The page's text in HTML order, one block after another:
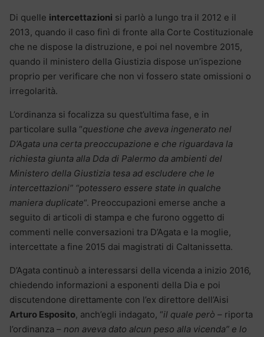
Di quelle intercettazioni si parlò a lungo tra il 2012 e il
2013, quando il caso finì di fronte alla Corte Costituzionale
che ne dispose la distruzione, e poi nel novembre 2015,
quando il ministero della Giustizia dispose un’ispezione
proprio per verificare che non vi fossero state omissioni o
irregolarità.
L’ordinanza si focalizza su quest’ultima fase, e in
particolare sulla “questione che aveva ingenerato nel
D’Agata una certa preoccupazione e che riguardava la
richiesta giunta alla Dda di Palermo da ambienti del
Ministero della Giustizia tesa ad escludere che le
intercettazioni” “potessero essere state in qualche
maniera duplicate“. Preoccupazioni emerse anche a
seguito di articoli di stampa e che furono oggetto di
commenti nelle conversazioni tra D’Agata e la moglie,
intercettate a fine 2015 dai magistrati di Caltanissetta.
D’Agata continuò a interessarsi della vicenda a inizio 2016,
chiedendo informazioni a esponenti della Dia e poi
discutendone direttamente con l’ex direttore dell’Aisi
Arturo Esposito, anch’egli indagato, “il quale però – riporta
l’ordinanza – non aveva dato alcun peso alla vicenda” e lo